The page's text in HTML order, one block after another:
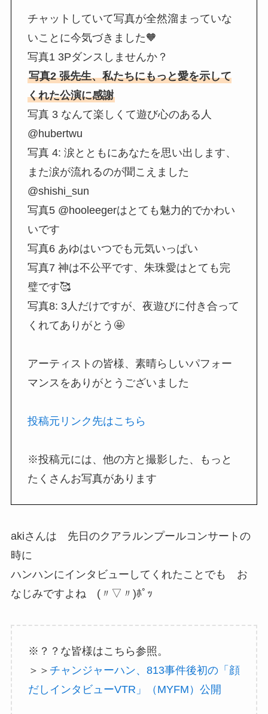
チャットしていて写真が全然溜まっていな
いことに今気づきました🧡
写真1 3Pダンスしませんか？
写真2 張先生、私たちにもっと愛を示して
くれた公演に感謝
写真 3 なんて楽しくて遊び心のある人
@hubertwu
写真 4: 涙とともにあなたを思い出します、
また涙が流れるのが聞こえました
@shishi_sun
写真5 @hooleegerはとても魅力的でかわい
いです
写真6 あゆはいつでも元気いっぱい
写真7 神は不公平です、朱珠愛はとても完
璧です🥰
写真8: 3人だけですが、夜遊びに付き合って
くれてありがとう🤩
アーティストの皆様、素晴らしいパフォー
マンスをありがとうございました
投稿元リンク先はこちら
※投稿元には、他の方と撮影した、もっと
たくさんお写真があります
akiさんは 先日のクアラルンプールコンサートの
時に
ハンハンにインタビューしてくれたことでも お
なじみですよね (〃▽〃)ﾎﾟｯ
※？？な皆様はこちら参照。
＞＞ チャンジャーハン、813事件後初の「顔
だしインタビューVTR」（MYFM）公開